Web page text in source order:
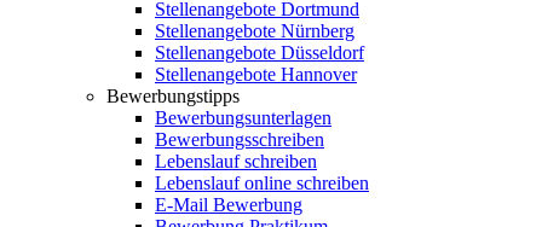
Stellenangebote Dortmund
Stellenangebote Nürnberg
Stellenangebote Düsseldorf
Stellenangebote Hannover
Bewerbungstipps
Bewerbungsunterlagen
Bewerbungsschreiben
Lebenslauf schreiben
Lebenslauf online schreiben
E-Mail Bewerbung